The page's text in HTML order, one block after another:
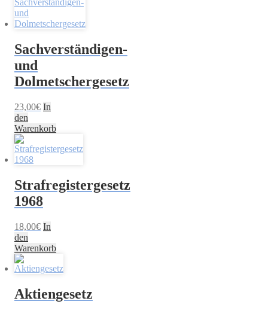
Sachverständigen-
und
Dolmetschergesetz
23,00€ In
den
Warenkorb
Strafregistergesetz
1968
18,00€ In
den
Warenkorb
Aktiengesetz